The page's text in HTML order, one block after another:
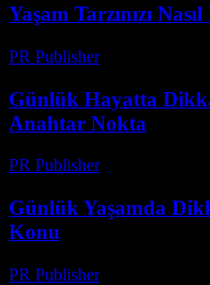
Yaşam Tarzınızı
PR Publisher-
Günlük Hayatta
Anahtar Nokta
PR Publisher-
Günlük Yaşamda
Konu
PR Publisher-